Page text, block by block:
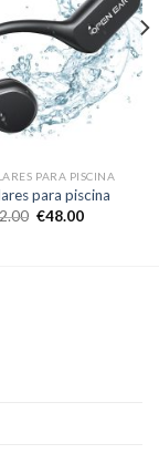
PARA PISCINA
para piscina
€48.00